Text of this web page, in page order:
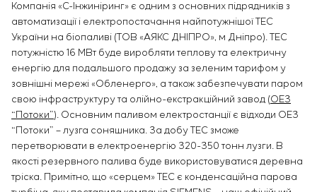
щитового обладнання
Розробка математичних моделей об’єктів
управління
Розробка спеціальних алгоритмів
Розробка систем управління
Енергоаудит
Компанія «С-Інжиніринг» є одним з основних підрядників з
автоматизації і електропостачання найпотужнішої ТЕС
України на біопаливі (ТОВ «АЯКС ДНІПРО», м Дніпро). ТЕС
потужністю 16 МВт буде виробляти теплову та електричну
енергію для подальшого продажу за зеленим тарифом у
зовнішні мережі «Обленерго», а також забезпечувати паром
свою інфраструктуру та олійно-екстракційний завод (ОЕЗ
“Потоки”). Основним паливом електростанції є відходи ОЕЗ
“Потоки” – лузга соняшника. За добу ТЕС зможе
перетворювати в електроенергію 320-350 тонн лузги. В
якості резервного палива буде використовуватися деревна
тріска. Примітно, що «серцем» ТЕС є конденсаційна парова